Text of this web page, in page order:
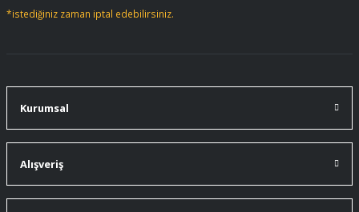
*istediğiniz zaman iptal edebilirsiniz.
Kurumsal
Alışveriş